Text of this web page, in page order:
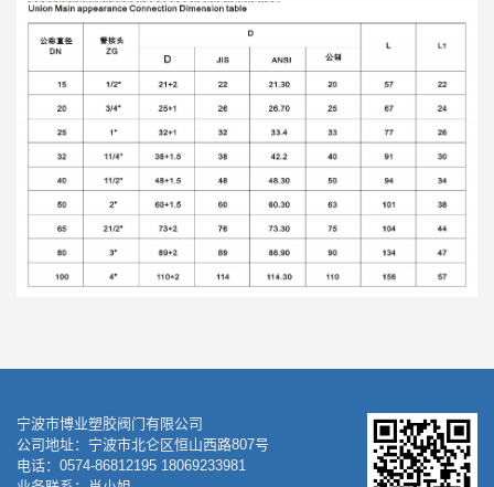
宁波市博业塑胶阀门有限公司
公司地址：宁波市北仑区恒山西路807号
电话：0574-86812195 18069233981